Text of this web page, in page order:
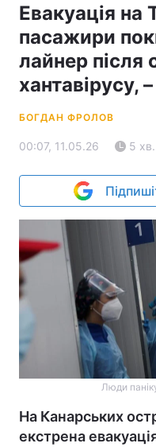
Евакуація на
пасажири
лайнер після
хантавірусу,
БОГДАН ФРОЛОВ
00:07, 11.05.26 5 хв.
Люди
На Канарських
екстрена